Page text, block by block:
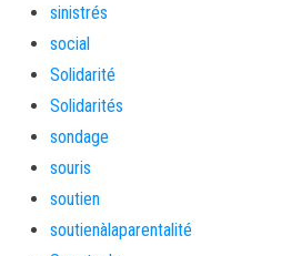
sinistrés
social
Solidarité
Solidarités
sondage
souris
soutien
soutienàlaparentalité